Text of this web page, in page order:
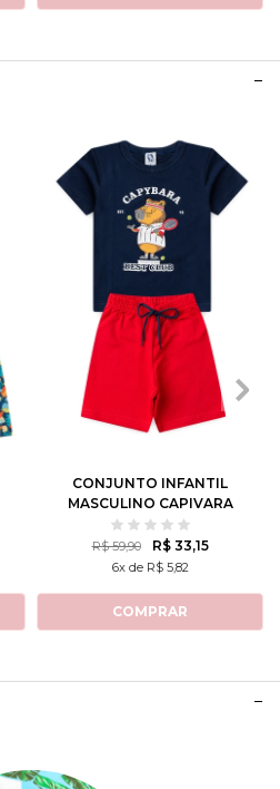
3
10
CONJUNTO INFANTIL
MASCULINO CAPIVARA
TENISTA
R$ 59,90 R$ 33,15
6x de R$ 5,82
COMPRAR